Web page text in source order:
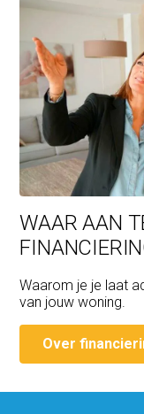
WAAR AAN
Waarom je je laat
van jouw woning.
Over